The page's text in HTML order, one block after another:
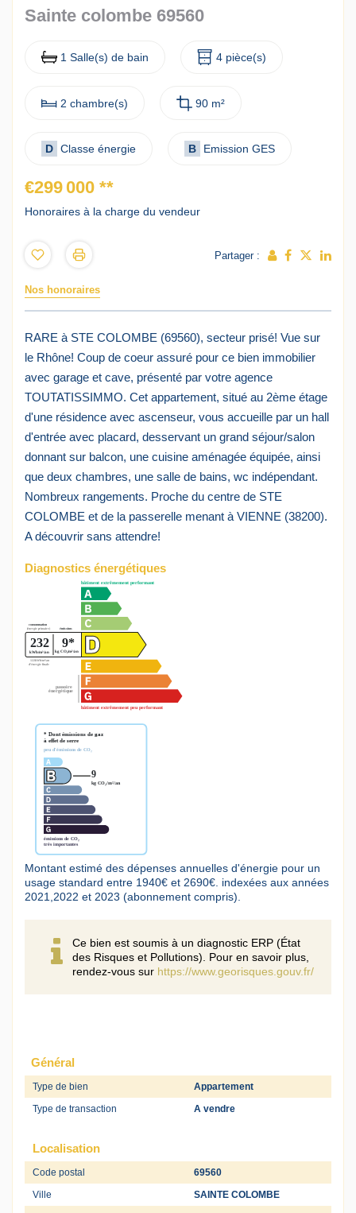
Sainte colombe 69560
1 Salle(s) de bain 4 pièce(s)
2 chambre(s) 90 m²
D Classe énergie B Emission GES
€299 000 **
Honoraires à la charge du vendeur
Partager :
Nos honoraires
RARE à STE COLOMBE (69560), secteur prisé! Vue sur
le Rhône! Coup de coeur assuré pour ce bien immobilier
avec garage et cave, présenté par votre agence
TOUTATISSIMMO. Cet appartement, situé au 2ème étage
d'une résidence avec ascenseur, vous accueille par un hall
d'entrée avec placard, desservant un grand séjour/salon
donnant sur balcon, une cuisine aménagée équipée, ainsi
que deux chambres, une salle de bains, wc indépendant.
Nombreux rangements. Proche du centre de STE
COLOMBE et de la passerelle menant à VIENNE (38200).
A découvrir sans attendre!
Diagnostics énergétiques
Montant estimé des dépenses annuelles d'énergie pour un
usage standard entre 1940€ et 2690€. indexées aux années
2021,2022 et 2023 (abonnement compris).
Ce bien est soumis à un diagnostic ERP (État
des Risques et Pollutions). Pour en savoir plus,
rendez-vous sur https://www.georisques.gouv.fr/
Général
Type de bien
Appartement
Type de transaction
A vendre
Localisation
Code postal
69560
Ville
SAINTE COLOMBE